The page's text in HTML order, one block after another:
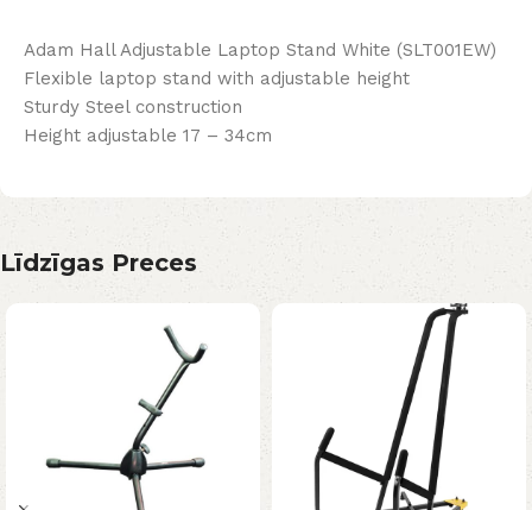
Adam Hall Adjustable Laptop Stand White (SLT001EW)
Flexible laptop stand with adjustable height
Sturdy Steel construction
Height adjustable 17 – 34cm
Līdzīgas Preces